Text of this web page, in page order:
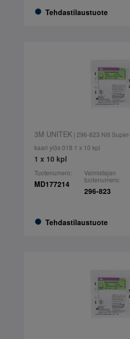
Tehdastilaustuote
3M UNITEK| 296-823 Niti
kaari ylös 018 1 x 10 kpl
1 x 10 kpl
Tuotenumero:
MD177214
Tehdastilaustuote
Valmistajan
tuotenumero:
296-823